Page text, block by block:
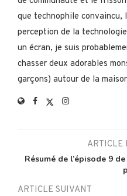
que technophile convaincu,
perception de la
un écran, je suis
chasser deux adorables
garçons) autour de la
ARTICLE
Résumé de l’épisode 9
ARTICLE SUIVANT